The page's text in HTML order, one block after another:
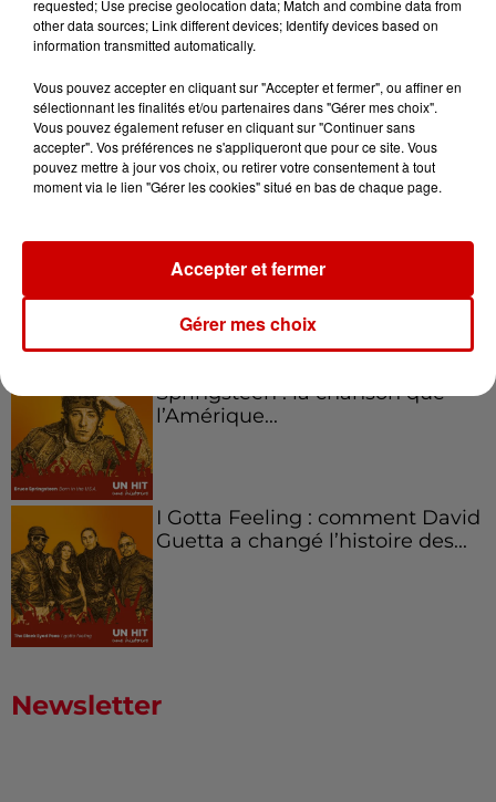
Podcasts Voir plus
emblématique de
l'entrepreneuriat féminin
Canada et accueillir les bleus à
Boston,...
Springsteen : la chanson que
l’Amérique...
I Gotta Feeling : comment David
Guetta a changé l’histoire des...
Newsletter
requested; Use precise geolocation data; Match and combine data from
other data sources; Link different devices; Identify devices based on
information transmitted automatically.
Vous pouvez accepter en cliquant sur "Accepter et fermer", ou affiner en
sélectionnant les finalités et/ou partenaires dans "Gérer mes choix".
Vous pouvez également refuser en cliquant sur "Continuer sans
accepter". Vos préférences ne s'appliqueront que pour ce site. Vous
pouvez mettre à jour vos choix, ou retirer votre consentement à tout
moment via le lien "Gérer les cookies" situé en bas de chaque page.
Gérer mes choix
Accepter et fermer